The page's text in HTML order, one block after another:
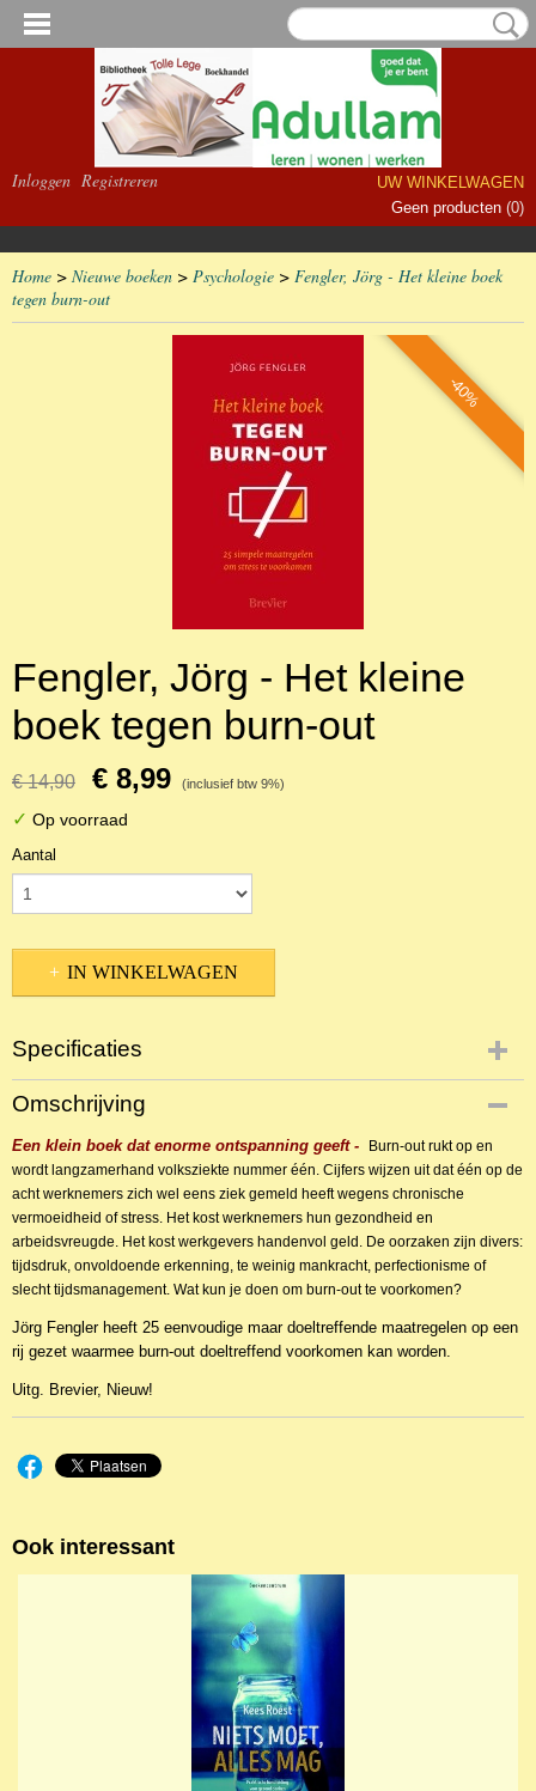
Inloggen Registreren
UW WINKELWAGEN
Geen producten (0)
Home > Nieuwe boeken > Psychologie > Fengler, Jörg - Het kleine boek
tegen burn-out
-40%
Fengler, Jörg - Het kleine
boek tegen burn-out
€ 14,90 € 8,99 (inclusief btw 9%)
✓ Op voorraad
Aantal
IN WINKELWAGEN
Specificaties
Productcode
NBKPs-8208
EAN code
9789491583223
Omschrijving
Een klein boek dat enorme ontspanning geeft -
Burn-out rukt op en
wordt langzamerhand volksziekte nummer één. Cijfers wijzen uit dat één op de
acht werknemers zich wel eens ziek gemeld heeft wegens chronische
vermoeidheid of stress. Het kost werknemers hun gezondheid en
arbeidsvreugde. Het kost werkgevers handenvol geld. De oorzaken zijn divers:
tijdsdruk, onvoldoende erkenning, te weinig mankracht, perfectionisme of
slecht tijdsmanagement. Wat kun je doen om burn-out te voorkomen?
Jörg Fengler heeft 25 eenvoudige maar doeltreffende maatregelen op een
rij gezet waarmee burn-out doeltreffend voorkomen kan worden.
Uitg. Brevier, Nieuw!
Ook interessant